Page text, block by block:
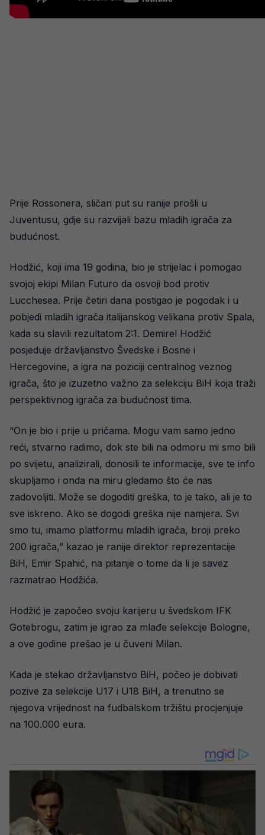
Prije Rossonera, sličan put su ranije prošli u
Juventusu, gdje su razvijali bazu mladih igrača za
budućnost.
Hodžić, koji ima 19 godina, bio je strijelac i pomogao
svojoj ekipi Milan Futuro da osvoji bod protiv
Lucchesea. Prije četiri dana postigao je pogodak i u
pobjedi mladih igrača italijanskog velikana protiv Spala,
kada su slavili rezultatom 2:1. Demirel Hodžić
posjeduje državljanstvo Švedske i Bosne i
Hercegovine, a igra na poziciji centralnog veznog
igrača, što je izuzetno važno za selekciju BiH koja traži
perspektivnog igrača za budućnost tima.
“On je bio i prije u pričama. Mogu vam samo jedno
reći, stvarno radimo, dok ste bili na odmoru mi smo bili
po svijetu, analizirali, donosili te informacije, sve te info
skupljamo i onda na miru gledamo što će nas
zadovoljiti. Može se dogoditi greška, to je tako, ali je to
sve iskreno. Ako se dogodi greška nije namjera. Svi
smo tu, imamo platformu mladih igrača, broji preko
200 igrača,” kazao je ranije direktor reprezentacije
BiH, Emir Spahić, na pitanje o tome da li je savez
razmatrao Hodžića.
Hodžić je započeo svoju karijeru u švedskom IFK
Gotebrogu, zatim je igrao za mlađe selekcije Bologne,
a ove godine prešao je u čuveni Milan.
Kada je stekao državljanstvo BiH, počeo je dobivati
pozive za selekcije U17 i U18 BiH, a trenutno se
njegova vrijednost na fudbalskom tržištu procjenjuje
na 100.000 eura.